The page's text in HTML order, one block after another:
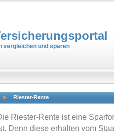
vergleichen und sparen
Riester-Rente
Riester-Rente ist eine
Denn diese erhalten vom